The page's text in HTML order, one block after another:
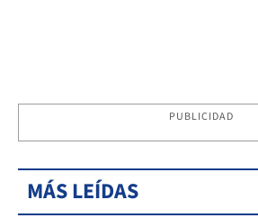
PUBLICIDAD
MÁS LEÍDAS